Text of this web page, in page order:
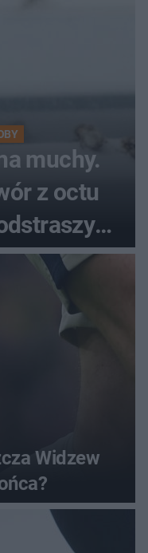
muchy.
z octu
Widzew